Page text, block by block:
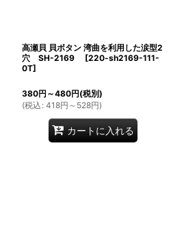
高瀬貝 貝ボタン 湾曲を利用した涙型2
穴 SH-2169
[220-sh2169-111-
0T]
380円 ～480円(税別)
(税込 : 418円 ～528円)
カートに入れる